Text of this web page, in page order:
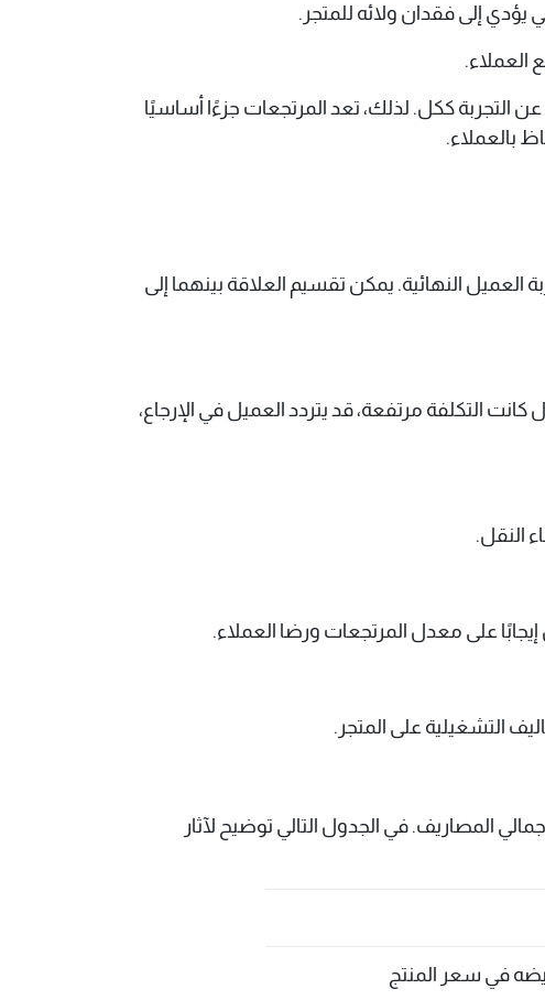
يؤدي إلى فقدان ولائه للمتجر.
العملاء.
التجربة ككل. لذلك، تعد المرتجعات جزءًا أساسيًا
بالعملاء.
النهائية. يمكن تقسيم العلاقة بينهما إلى
التكلفة مرتفعة، قد يتردد العميل في الإرجاع،
النقل.
على معدل المرتجعات ورضا العملاء.
التشغيلية على المتجر.
المصاريف. في الجدول التالي توضيح لآثار
في سعر المنتج